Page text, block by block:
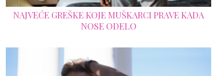
NAJVEĆE GREŠKE KOJE MUŠKARCI PRAVE KADA
NOSE ODELO